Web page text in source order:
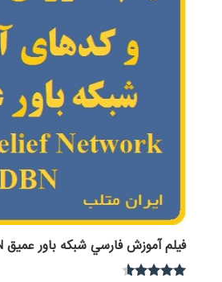
فيلم آموزش فارسي شبكه باور عميق DBN